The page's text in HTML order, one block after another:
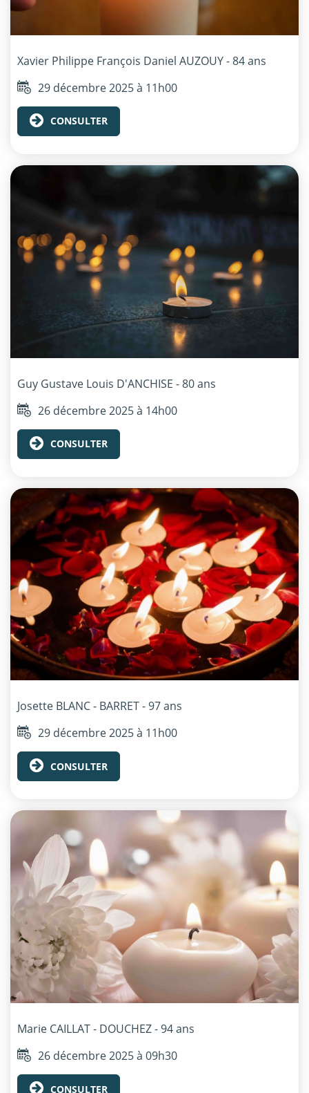
Xavier Philippe François Daniel AUZOUY- 84 ans
29 décembre 2025 à 11h00
CONSULTER
Guy Gustave Louis D'ANCHISE - 80 ans
26 décembre 2025 à 14h00
CONSULTER
Josette BLANC - BARRET- 97 ans
29 décembre 2025 à 11h00
CONSULTER
Marie CAILLAT - DOUCHEZ- 94 ans
26 décembre 2025 à 09h30
CONSULTER